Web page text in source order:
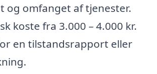
og omfanget af tjenester.
koste fra 3.000 – 4.000 kr.
en tilstandsrapport eller